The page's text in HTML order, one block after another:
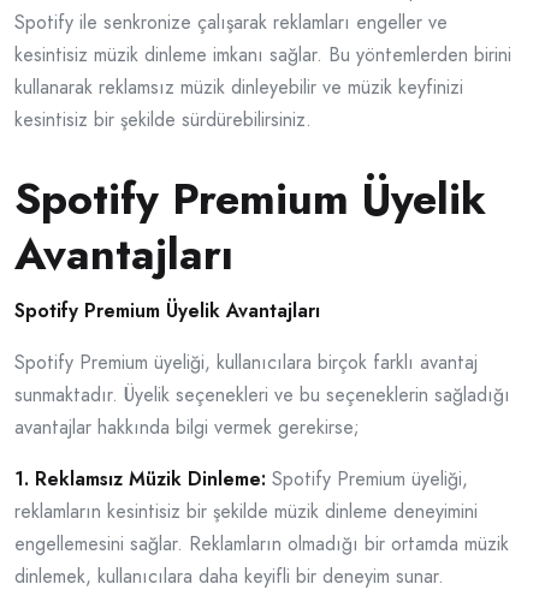
Spotify ile senkronize çalışarak reklamları engeller ve
kesintisiz müzik dinleme imkanı sağlar. Bu yöntemlerden birini
kullanarak reklamsız müzik dinleyebilir ve müzik keyfinizi
kesintisiz bir şekilde sürdürebilirsiniz.
Spotify Premium Üyelik
Avantajları
Spotify Premium Üyelik Avantajları
Spotify Premium üyeliği, kullanıcılara birçok farklı avantaj
sunmaktadır. Üyelik seçenekleri ve bu seçeneklerin sağladığı
avantajlar hakkında bilgi vermek gerekirse;
1. Reklamsız Müzik Dinleme: Spotify Premium üyeliği,
reklamların kesintisiz bir şekilde müzik dinleme deneyimini
engellemesini sağlar. Reklamların olmadığı bir ortamda müzik
dinlemek, kullanıcılara daha keyifli bir deneyim sunar.